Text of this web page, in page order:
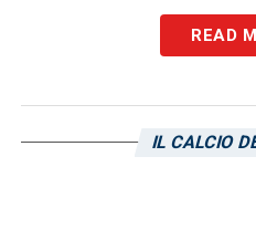
sportivo il Presidente
primi calciatori ad
READ
IL CALCIO